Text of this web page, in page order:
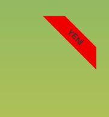
YENI